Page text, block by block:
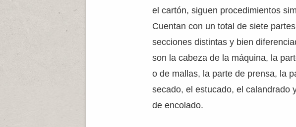
el cartón, siguen procedimientos
Cuentan con un total de siete
secciones distintas y bien
son la cabeza de la máquina, la
o de mallas, la parte de prensa, la
secado, el estucado, el calandrado
de encolado.